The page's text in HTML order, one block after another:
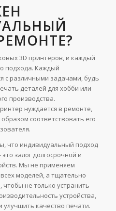
3D принтеров, и каждый
подхода. Каждый
с различными задачами, будь
деталей для хобби или
производства.
нуждается в ремонте,
соответствовать его
что индивидуальный подход
залог долгосрочной и
Мы не применяем
моделей, а тщательно
не только устранить
устройства,
улучшить качество печати.